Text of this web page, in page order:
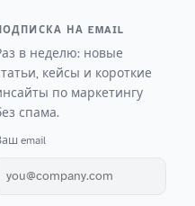
НА EMAIL
в неделю: новые
кейсы и короткие
по маркетингу
спама.
email